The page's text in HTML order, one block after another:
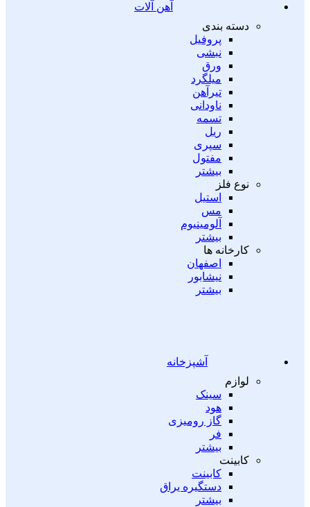
آهن آلات
دسته بندی
پروفیل
نبشی
ورق
میلگرد
تیرآهن
ناودانی
تسمه
ریل
سپری
مفتول
بیشتر
نوع فلز
استیل
مس
آلومینیوم
بیشتر
کارخانه ها
اصفهان
نیشابور
بیشتر
آشپزخانه
لوازم
سینک
هود
گاز رومیزی
فر
بیشتر
کابینت
کابینت
دستگیره یراق
بیشتر